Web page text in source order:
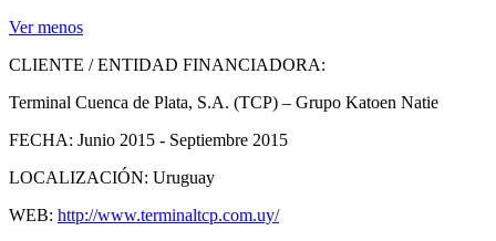
Ver menos
CLIENTE / ENTIDAD FINANCIADORA:
Terminal Cuenca de Plata, S.A. (TCP) – Grupo Katoen Natie
FECHA: Junio 2015 - Septiembre 2015
LOCALIZACIÓN: Uruguay
WEB: http://www.terminaltcp.com.uy/